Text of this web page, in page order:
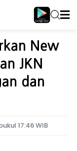
New
JKN
dan
17:46 WIB